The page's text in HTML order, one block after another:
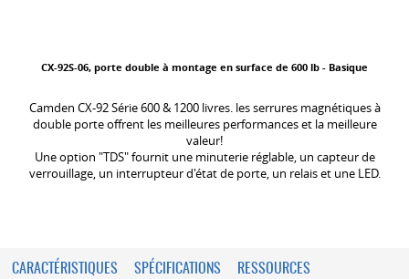
CX-92S-06, porte double à montage en surface de 600 lb - Basique
Camden CX-92 Série 600 & 1200 livres. les serrures magnétiques à
double porte offrent les meilleures performances et la meilleure
valeur!
Une option "TDS" fournit une minuterie réglable, un capteur de
verrouillage, un interrupteur d'état de porte, un relais et une LED.
CARACTÉRISTIQUES SPÉCIFICATIONS RESSOURCES